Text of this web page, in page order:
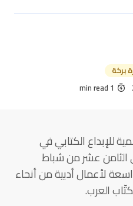
بركة
1 min read
للإبداع الكتابي في
الثامن عشر من شباط
لأعمال أدبية من أنحاء
العرب.